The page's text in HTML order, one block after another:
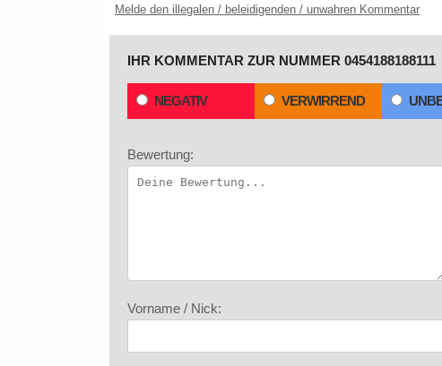
Melde den illegalen / beleidigenden / unwahren Kommentar
IHR KOMMENTAR ZUR NUMMER 0454188188111
NEGATIV VERWIRREND
Bewertung:
Vorname / Nick: